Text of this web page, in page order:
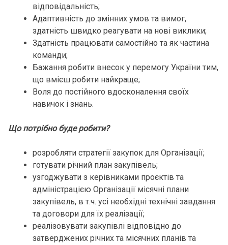
відповідальність;
Адаптивність до змінних умов та вимог,
здатність швидко реагувати на нові виклики;
Здатність працювати самостійно та як частина
команди;
Бажання робити внесок у перемогу України тим,
що вмієш робити найкраще;
Воля до постійного вдосконалення своїх
навичок і знань.
Що потрібно буде робити?
розробляти стратегії закупок для Організації;
готувати річний план закупівель;
узгоджувати з керівниками проєктів та
адміністрацією Організації місячні плани
закупівель, в т.ч. усі необхідні технічні завдання
та договори для їх реалізації;
реалізовувати закупівлі відповідно до
затверджених річних та місячних планів та